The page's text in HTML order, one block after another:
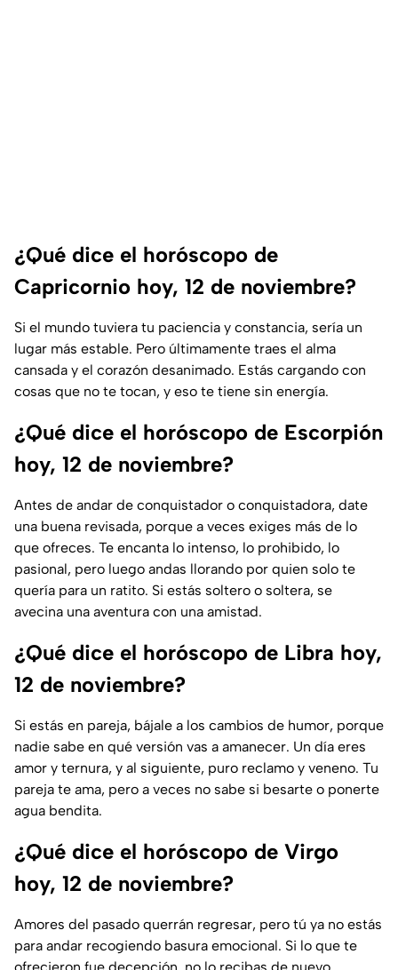
¿Qué dice el horóscopo de
Capricornio hoy, 12 de noviembre?
Si el mundo tuviera tu paciencia y constancia, sería un
lugar más estable. Pero últimamente traes el alma
cansada y el corazón desanimado. Estás cargando con
cosas que no te tocan, y eso te tiene sin energía.
¿Qué dice el horóscopo de Escorpión
hoy, 12 de noviembre?
Antes de andar de conquistador o conquistadora, date
una buena revisada, porque a veces exiges más de lo
que ofreces. Te encanta lo intenso, lo prohibido, lo
pasional, pero luego andas llorando por quien solo te
quería para un ratito. Si estás soltero o soltera, se
avecina una aventura con una amistad.
¿Qué dice el horóscopo de Libra hoy,
12 de noviembre?
Si estás en pareja, bájale a los cambios de humor, porque
nadie sabe en qué versión vas a amanecer. Un día eres
amor y ternura, y al siguiente, puro reclamo y veneno. Tu
pareja te ama, pero a veces no sabe si besarte o ponerte
agua bendita.
¿Qué dice el horóscopo de Virgo
hoy, 12 de noviembre?
Amores del pasado querrán regresar, pero tú ya no estás
para andar recogiendo basura emocional. Si lo que te